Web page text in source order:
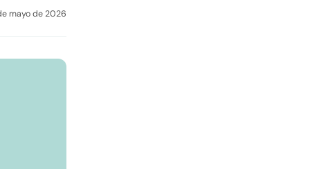
mayo de 2026